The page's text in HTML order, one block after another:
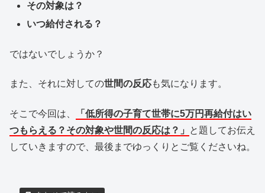
その対象は？
いつ給付される？
ではないでしょうか？
また、それに対しての世間の反応も気になります。
そこで今回は、
「低所得の子育て世帯に5万円再給付はい
つもらえる？その対象や世間の反応は？」
と題してお伝え
していきますので、最後までゆっくりとご覧くださいね。